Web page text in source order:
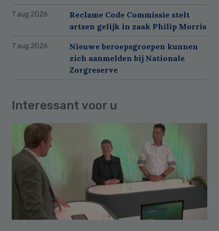
7 aug 2026
Reclame Code Commissie stelt
artsen gelijk in zaak Philip Morris
7 aug 2026
Nieuwe beroepsgroepen kunnen
zich aanmelden bij Nationale
Zorgreserve
Interessant voor u